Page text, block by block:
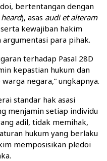
bertentangan dengan
), asas audi et alteram
kewajiban hakim
para pihak.
terhadap Pasal 28D
kepastian hukum dan
negara,” ungkapnya.
standar hak asasi
menjamin setiap individu
adil, tidak memihak,
hukum yang berlaku
memposisikan pledoi